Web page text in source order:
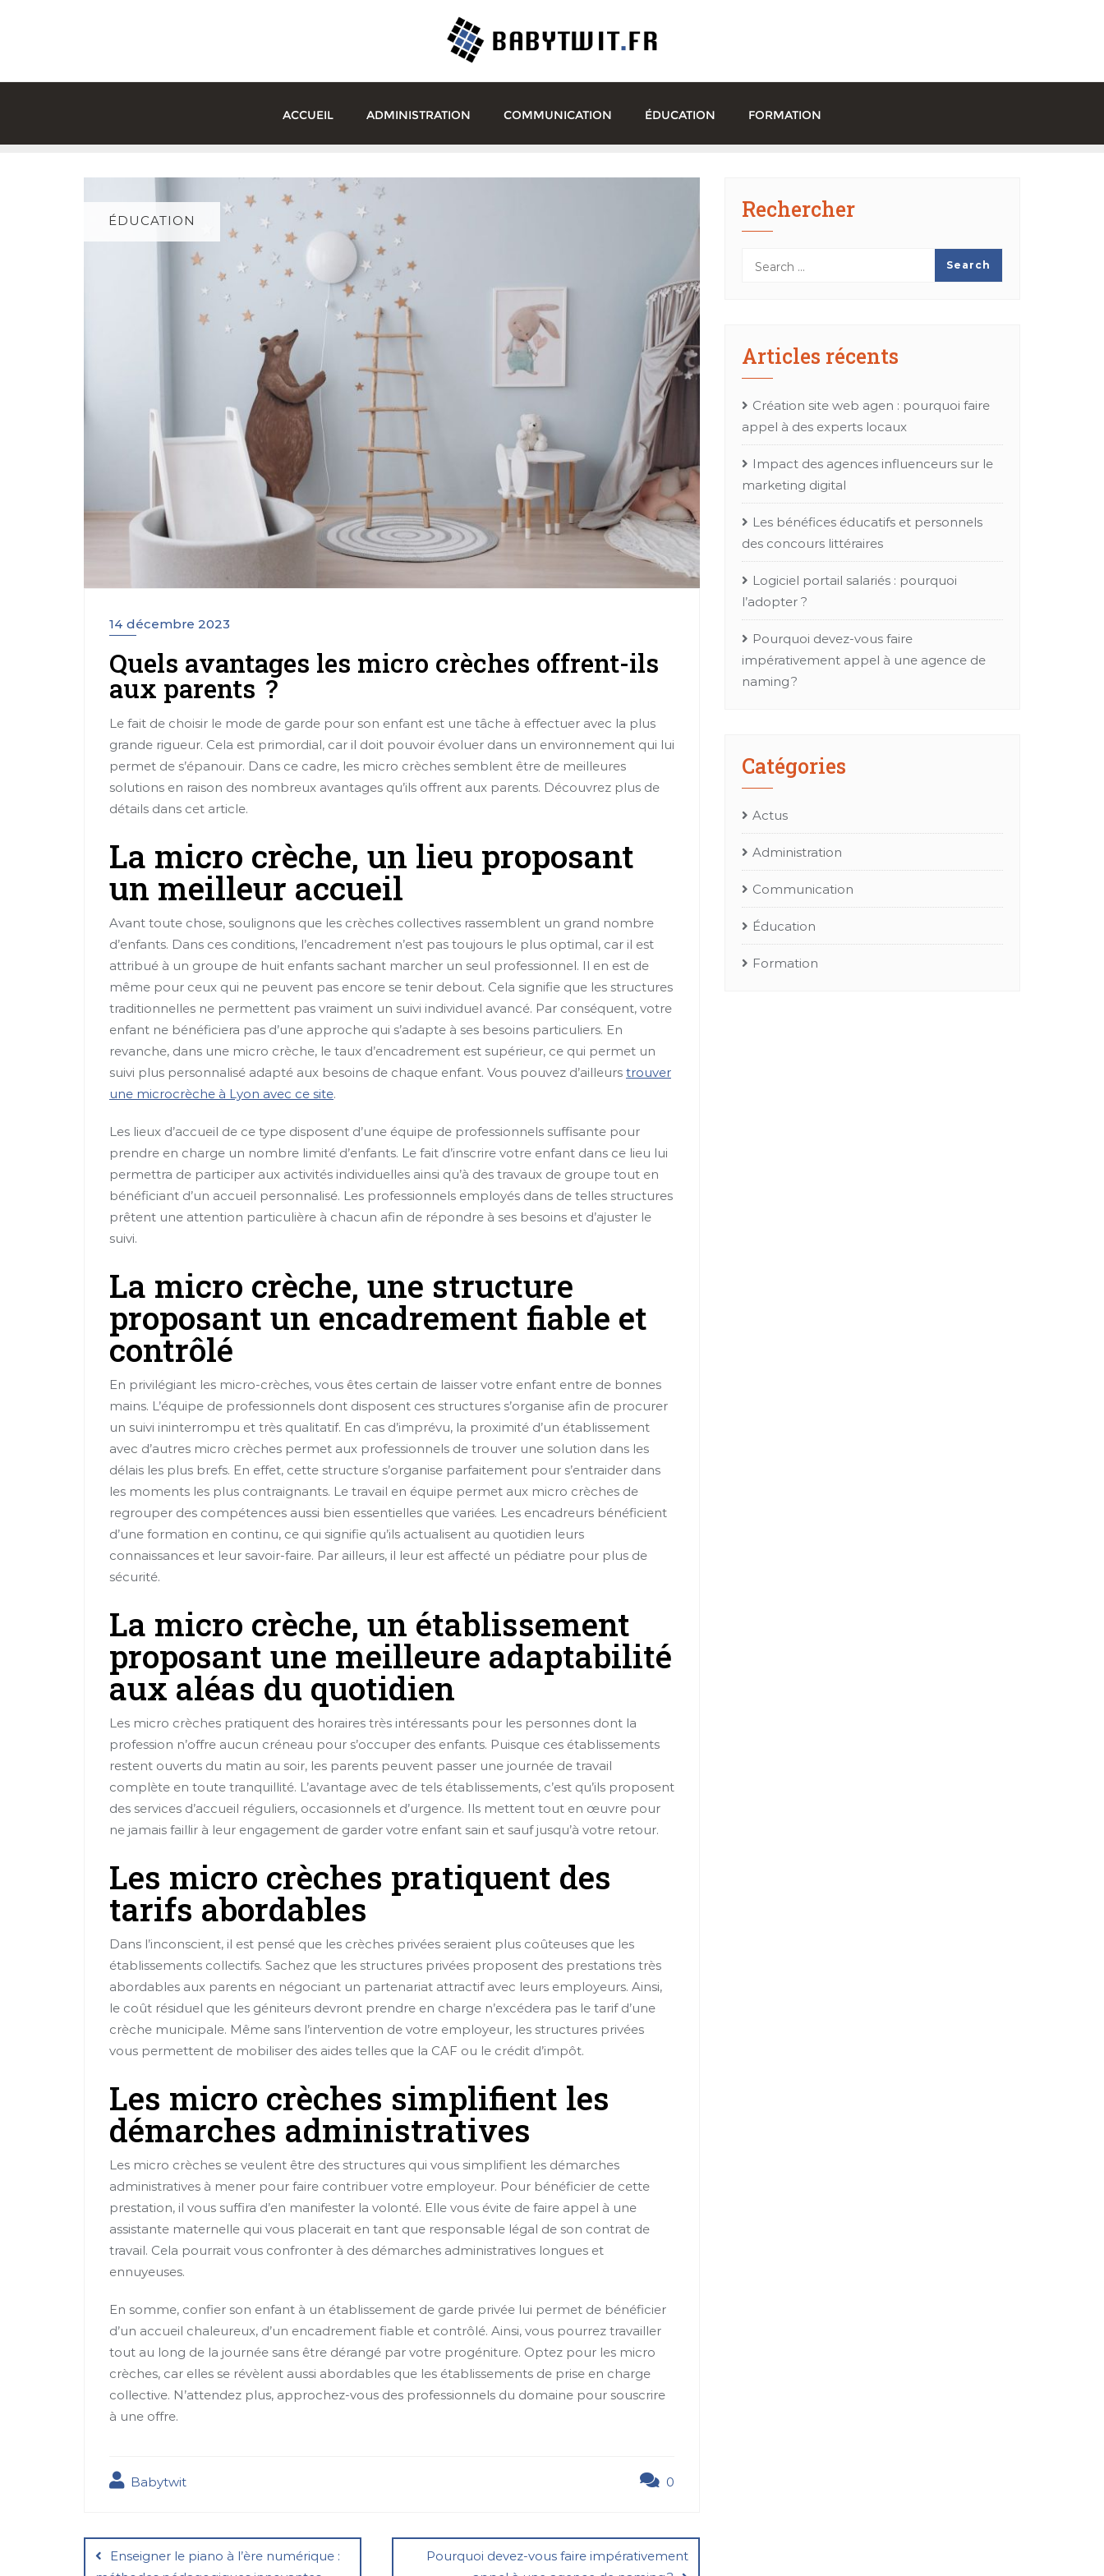
ACCUEIL ADMINISTRATION COMMUNICATION ÉDUCATION FORMATION
ÉDUCATION
14 décembre 2023
Quels avantages les micro crèches offrent-ils
aux parents ?
Le fait de choisir le mode de garde pour son enfant est une tâche à effectuer avec la plus
grande rigueur. Cela est primordial, car il doit pouvoir évoluer dans un environnement qui lui
permet de s’épanouir. Dans ce cadre, les micro crèches semblent être de meilleures
solutions en raison des nombreux avantages qu’ils offrent aux parents. Découvrez plus de
détails dans cet article.
La micro crèche, un lieu proposant
un meilleur accueil
Avant toute chose, soulignons que les crèches collectives rassemblent un grand nombre
d’enfants. Dans ces conditions, l’encadrement n’est pas toujours le plus optimal, car il est
attribué à un groupe de huit enfants sachant marcher un seul professionnel. Il en est de
même pour ceux qui ne peuvent pas encore se tenir debout. Cela signifie que les structures
traditionnelles ne permettent pas vraiment un suivi individuel avancé. Par conséquent, votre
enfant ne bénéficiera pas d’une approche qui s’adapte à ses besoins particuliers. En
revanche, dans une micro crèche, le taux d’encadrement est supérieur, ce qui permet un
suivi plus personnalisé adapté aux besoins de chaque enfant. Vous pouvez d’ailleurs trouver
une microcrèche à Lyon avec ce site.
Les lieux d’accueil de ce type disposent d’une équipe de professionnels suffisante pour
prendre en charge un nombre limité d’enfants. Le fait d’inscrire votre enfant dans ce lieu lui
permettra de participer aux activités individuelles ainsi qu’à des travaux de groupe tout en
bénéficiant d’un accueil personnalisé. Les professionnels employés dans de telles structures
prêtent une attention particulière à chacun afin de répondre à ses besoins et d’ajuster le
suivi.
La micro crèche, une structure
proposant un encadrement fiable et
contrôlé
En privilégiant les micro-crèches, vous êtes certain de laisser votre enfant entre de bonnes
mains. L’équipe de professionnels dont disposent ces structures s’organise afin de procurer
un suivi ininterrompu et très qualitatif. En cas d’imprévu, la proximité d’un établissement
avec d’autres micro crèches permet aux professionnels de trouver une solution dans les
délais les plus brefs. En effet, cette structure s’organise parfaitement pour s’entraider dans
les moments les plus contraignants. Le travail en équipe permet aux micro crèches de
regrouper des compétences aussi bien essentielles que variées. Les encadreurs bénéficient
d’une formation en continu, ce qui signifie qu’ils actualisent au quotidien leurs
connaissances et leur savoir-faire. Par ailleurs, il leur est affecté un pédiatre pour plus de
sécurité.
La micro crèche, un établissement
proposant une meilleure adaptabilité
aux aléas du quotidien
Les micro crèches pratiquent des horaires très intéressants pour les personnes dont la
profession n’offre aucun créneau pour s’occuper des enfants. Puisque ces établissements
restent ouverts du matin au soir, les parents peuvent passer une journée de travail
complète en toute tranquillité. L’avantage avec de tels établissements, c’est qu’ils proposent
des services d’accueil réguliers, occasionnels et d’urgence. Ils mettent tout en œuvre pour
ne jamais faillir à leur engagement de garder votre enfant sain et sauf jusqu’à votre retour.
Les micro crèches pratiquent des
tarifs abordables
Dans l’inconscient, il est pensé que les crèches privées seraient plus coûteuses que les
établissements collectifs. Sachez que les structures privées proposent des prestations très
abordables aux parents en négociant un partenariat attractif avec leurs employeurs. Ainsi,
le coût résiduel que les géniteurs devront prendre en charge n’excédera pas le tarif d’une
crèche municipale. Même sans l’intervention de votre employeur, les structures privées
vous permettent de mobiliser des aides telles que la CAF ou le crédit d’impôt.
Les micro crèches simplifient les
démarches administratives
Les micro crèches se veulent être des structures qui vous simplifient les démarches
administratives à mener pour faire contribuer votre employeur. Pour bénéficier de cette
prestation, il vous suffira d’en manifester la volonté. Elle vous évite de faire appel à une
assistante maternelle qui vous placerait en tant que responsable légal de son contrat de
travail. Cela pourrait vous confronter à des démarches administratives longues et
ennuyeuses.
En somme, confier son enfant à un établissement de garde privée lui permet de bénéficier
d’un accueil chaleureux, d’un encadrement fiable et contrôlé. Ainsi, vous pourrez travailler
tout au long de la journée sans être dérangé par votre progéniture. Optez pour les micro
crèches, car elles se révèlent aussi abordables que les établissements de prise en charge
collective. N’attendez plus, approchez-vous des professionnels du domaine pour souscrire
à une offre.
Babytwit 0
Navigation
deEnseigner le piano à l’ère numérique :
Pourquoi devez-vous faire impérativement
Rechercher
Articles récents
Création site web agen : pourquoi faire
appel à des experts locaux
Impact des agences influenceurs sur le
marketing digital
Les bénéfices éducatifs et personnels
des concours littéraires
Logiciel portail salariés : pourquoi
l’adopter ?
Pourquoi devez-vous faire
impérativement appel à une agence de
naming ?
Catégories
Actus
Administration
Communication
Éducation
Formation